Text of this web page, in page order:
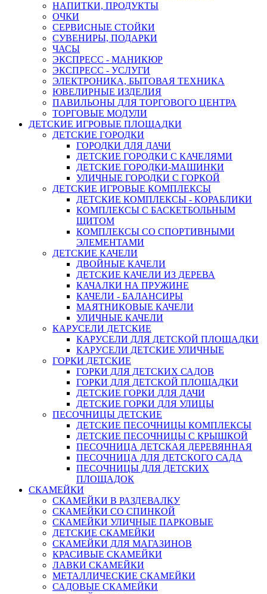
НАПИТКИ, ПРОДУКТЫ
ОЧКИ
СЕРВИСНЫЕ СТОЙКИ
СУВЕНИРЫ, ПОДАРКИ
ЧАСЫ
ЭКСПРЕСС - МАНИКЮР
ЭКСПРЕСС - УСЛУГИ
ЭЛЕКТРОНИКА, БЫТОВАЯ ТЕХНИКА
ЮВЕЛИРНЫЕ ИЗДЕЛИЯ
ПАВИЛЬОНЫ ДЛЯ ТОРГОВОГО ЦЕНТРА
ТОРГОВЫЕ МОДУЛИ
ДЕТСКИЕ ИГРОВЫЕ ПЛОЩАДКИ
ДЕТСКИЕ ГОРОДКИ
ГОРОДКИ ДЛЯ ДАЧИ
ДЕТСКИЕ ГОРОДКИ С КАЧЕЛЯМИ
ДЕТСКИЕ ГОРОДКИ-МАШИНКИ
УЛИЧНЫЕ ГОРОДКИ С ГОРКОЙ
ДЕТСКИЕ ИГРОВЫЕ КОМПЛЕКСЫ
ДЕТСКИЕ КОМПЛЕКСЫ - КОРАБЛИКИ
КОМПЛЕКСЫ С БАСКЕТБОЛЬНЫМ
ЩИТОМ
КОМПЛЕКСЫ СО СПОРТИВНЫМИ
ЭЛЕМЕНТАМИ
ДЕТСКИЕ КАЧЕЛИ
ДВОЙНЫЕ КАЧЕЛИ
ДЕТСКИЕ КАЧЕЛИ ИЗ ДЕРЕВА
КАЧАЛКИ НА ПРУЖИНЕ
КАЧЕЛИ - БАЛАНСИРЫ
МАЯТНИКОВЫЕ КАЧЕЛИ
УЛИЧНЫЕ КАЧЕЛИ
КАРУСЕЛИ ДЕТСКИЕ
КАРУСЕЛИ ДЛЯ ДЕТСКОЙ ПЛОЩАДКИ
КАРУСЕЛИ ДЕТСКИЕ УЛИЧНЫЕ
ГОРКИ ДЕТСКИЕ
ГОРКИ ДЛЯ ДЕТСКИХ САДОВ
ГОРКИ ДЛЯ ДЕТСКОЙ ПЛОЩАДКИ
ДЕТСКИЕ ГОРКИ ДЛЯ ДАЧИ
ДЕТСКИЕ ГОРКИ ДЛЯ УЛИЦЫ
ПЕСОЧНИЦЫ ДЕТСКИЕ
ДЕТСКИЕ ПЕСОЧНИЦЫ КОМПЛЕКСЫ
ДЕТСКИЕ ПЕСОЧНИЦЫ С КРЫШКОЙ
ПЕСОЧНИЦА ДЕТСКАЯ ДЕРЕВЯННАЯ
ПЕСОЧНИЦА ДЛЯ ДЕТСКОГО САДА
ПЕСОЧНИЦЫ ДЛЯ ДЕТСКИХ
ПЛОЩАДОК
СКАМЕЙКИ
СКАМЕЙКИ В РАЗДЕВАЛКУ
СКАМЕЙКИ СО СПИНКОЙ
СКАМЕЙКИ УЛИЧНЫЕ ПАРКОВЫЕ
ДЕТСКИЕ СКАМЕЙКИ
СКАМЕЙКИ ДЛЯ МАГАЗИНОВ
КРАСИВЫЕ СКАМЕЙКИ
ЛАВКИ СКАМЕЙКИ
МЕТАЛЛИЧЕСКИЕ СКАМЕЙКИ
САДОВЫЕ СКАМЕЙКИ